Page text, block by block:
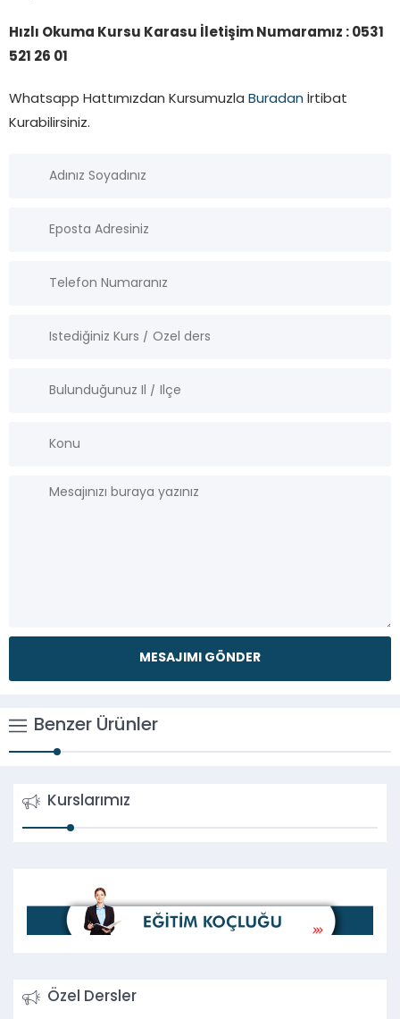
Hızlı Okuma Kursu Karasu İletişim Numaramız : 0531
521 26 01
Whatsapp Hattımızdan Kursumuzla Buradan İrtibat
Kurabilirsiniz.
Benzer Ürünler
Kurslarımız
Özel Dersler